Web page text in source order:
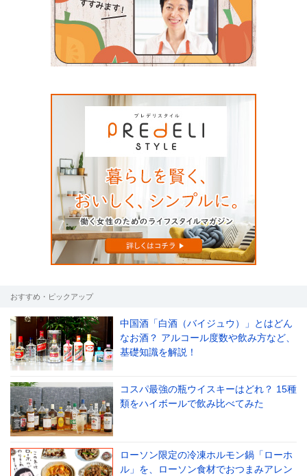
おすすめ・ピックアップ
中国酒「白酒（バイジュウ）」とはどん
なお酒？ アルコール度数や飲み方など、
基礎知識を解説！
コスパ最強の瓶ウイスキーはどれ？ 15種
類をハイボールで飲み比べてみた
ローソン限定の冷凍ホルモン鍋「ローホ
ル」を、ローソン食材でおつまみアレン